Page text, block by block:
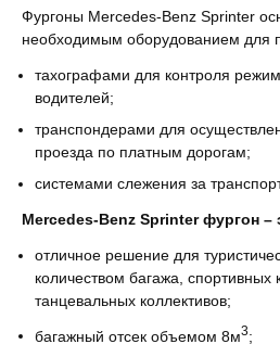
Фургоны Mercedes-Benz Sprinter
необходимым оборудованием для
тахографами для контроля
водителей;
транспондерами для
проезда по платным дорогам;
системами слежения за
Mercedes-Benz Sprinter фургон –
отличное решение для
количеством багажа,
танцевальных коллективов;
багажный отсек объемом 8м3;